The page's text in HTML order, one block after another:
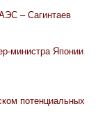
– Сагинтаев
министра Японии
потенциальных